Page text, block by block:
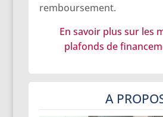
remboursement.
En savoir plus sur les
plafonds de
A